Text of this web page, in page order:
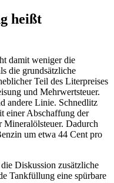
heißt
damit weniger die
die grundsätzliche
Teil des Literpreises
und Mehrwertsteuer.
andere Linie. Schnedlitz
einer Abschaffung der
Mineralölsteuer. Dadurch
um etwa 44 Cent pro
Diskussion zusätzliche
Tankfüllung eine spürbare